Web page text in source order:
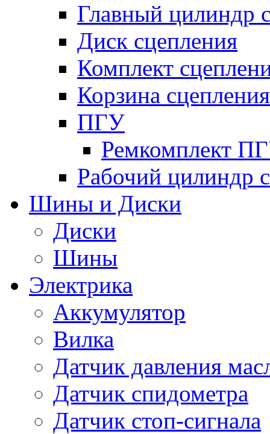
Главный цилиндр
Диск сцепления
Комплект
Корзина сцепления
ПГУ
Ремкомплект
Рабочий цилиндр
Шины и Диски
Диски
Шины
Электрика
Аккумулятор
Вилка
Датчик давления
Датчик спидометра
Датчик стоп-сигнала